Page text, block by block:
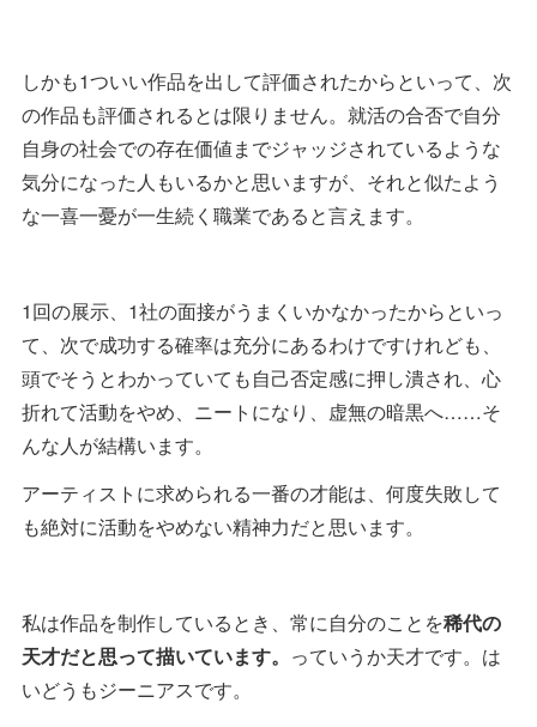
しかも1ついい作品を出して評価されたからといって、次
の作品も評価されるとは限りません。就活の合否で自分
自身の社会での存在価値までジャッジされているような
気分になった人もいるかと思いますが、それと似たよう
な一喜一憂が一生続く職業であると言えます。
1回の展示、1社の面接がうまくいかなかったからといっ
て、次で成功する確率は充分にあるわけですけれども、
頭でそうとわかっていても自己否定感に押し潰され、心
折れて活動をやめ、ニートになり、虚無の暗黒へ……そ
んな人が結構います。
アーティストに求められる一番の才能は、何度失敗して
も絶対に活動をやめない精神力だと思います。
私は作品を制作しているとき、常に自分のことを稀代の
天才だと思って描いています。 っていうか天才です。は
いどうもジーニアスです。